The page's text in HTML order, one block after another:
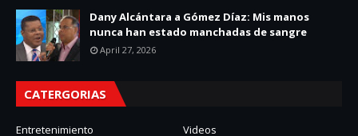
Dany Alcántara a Gómez Díaz: Mis manos
nunca han estado manchadas de sangre
April 27, 2026
CATERGORIAS
Entretenimiento
Videos